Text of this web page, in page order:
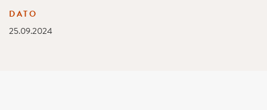
DATO
25.09.2024